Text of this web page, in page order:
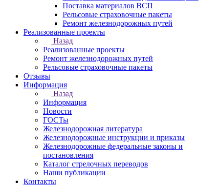
Поставка материалов ВСП
Рельсовые страховочные пакеты
Ремонт железнодорожных путей
Реализованные проекты
Назад
Реализованные проекты
Ремонт железнодорожных путей
Рельсовые страховочные пакеты
Отзывы
Информация
Назад
Информация
Новости
ГОСТы
Железнодорожная литература
Железнодорожные инструкции и приказы
Железнодорожные федеральные законы и
постановления
Каталог стрелочных переводов
Наши публикации
Контакты